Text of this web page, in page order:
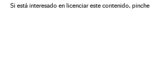
América Latina América
Si está interesado en licenciar este contenido, pinche